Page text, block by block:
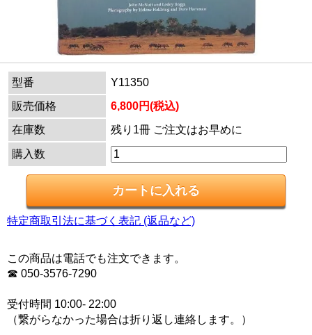
型番
Y11350
販売価格
6,800円(税込)
在庫数
残り1冊 ご注文はお早めに
購入数
特定商取引法に基づく表記 (返品など)
この商品は電話でも注文できます。
☎ 050-3576-7290
受付時間 10:00- 22:00
（繋がらなかった場合は折り返し連絡します。）